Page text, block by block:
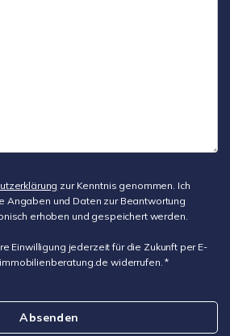
zur Kenntnis genommen. Ich
Angaben und Daten zur Beantwortung
erhoben und gespeichert werden.
Einwilligung jederzeit für die Zukunft per E-
widerrufen. *
Absenden